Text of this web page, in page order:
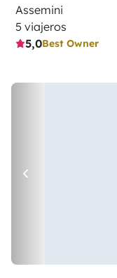
Assemini
5 viajeros
5,0Best Owner